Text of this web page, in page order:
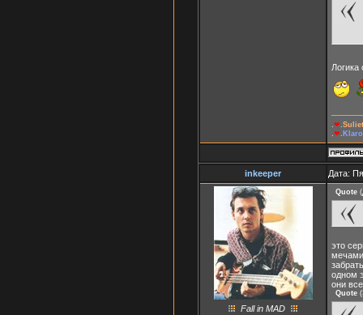
Логика
.❤.
.❤.
inkeeper Дата:
Fall in MAD
Quote (
это
одном
они
Quote (